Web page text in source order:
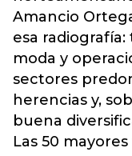
Amancio
esa
moda y
sectores
herencias y,
buena
Las 50